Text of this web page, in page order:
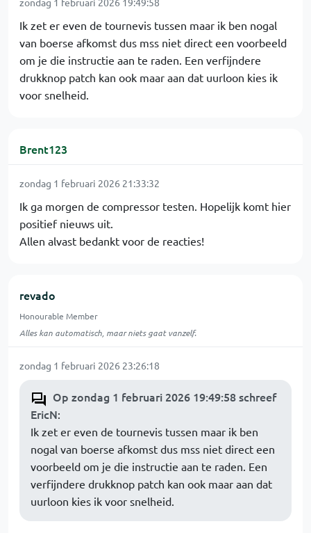
Ik zet er even de tournevis tussen maar ik ben nogal
van boerse afkomst dus mss niet direct een voorbeeld
om je die instructie aan te raden. Een verfijndere
drukknop patch kan ook maar aan dat uurloon kies ik
voor snelheid.
Brent123
zondag 1 februari 2026 21:33:32
Ik ga morgen de compressor testen. Hopelijk komt hier
positief nieuws uit.
Allen alvast bedankt voor de reacties!
revado
Honourable Member
Alles kan automatisch, maar niets gaat vanzelf.
zondag 1 februari 2026 23:26:18
Op zondag 1 februari 2026 19:49:58 schreef
EricN:
Ik zet er even de tournevis tussen maar ik ben
nogal van boerse afkomst dus mss niet direct een
voorbeeld om je die instructie aan te raden. Een
verfijndere drukknop patch kan ook maar aan dat
uurloon kies ik voor snelheid.